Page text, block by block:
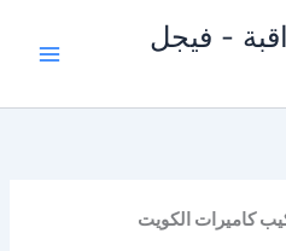
- فيجل
كاميرات الكويت